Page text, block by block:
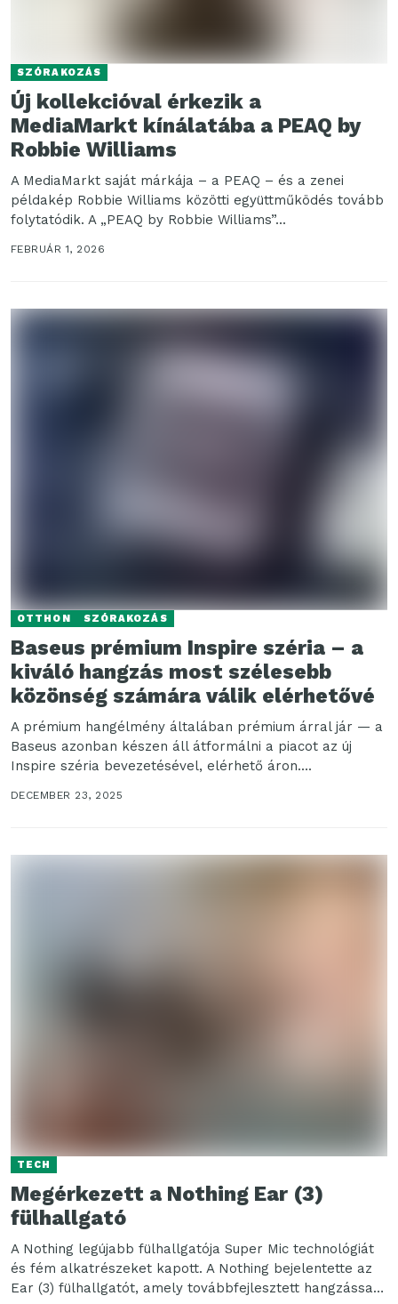
SZÓRAKOZÁS
Új kollekcióval érkezik a
MediaMarkt kínálatába a PEAQ by
Robbie Williams
A MediaMarkt saját márkája – a PEAQ – és a zenei
példakép Robbie Williams közötti együttműködés tovább
folytatódik. A „PEAQ by Robbie Williams”...
FEBRUÁR 1, 2026
OTTHON SZÓRAKOZÁS
Baseus prémium Inspire széria – a
kiváló hangzás most szélesebb
közönség számára válik elérhetővé
A prémium hangélmény általában prémium árral jár — a
Baseus azonban készen áll átformálni a piacot az új
Inspire széria bevezetésével, elérhető áron....
DECEMBER 23, 2025
TECH
Megérkezett a Nothing Ear (3)
fülhallgató
A Nothing legújabb fülhallgatója Super Mic technológiát
és fém alkatrészeket kapott. A Nothing bejelentette az
Ear (3) fülhallgatót, amely továbbfejlesztett hangzással,